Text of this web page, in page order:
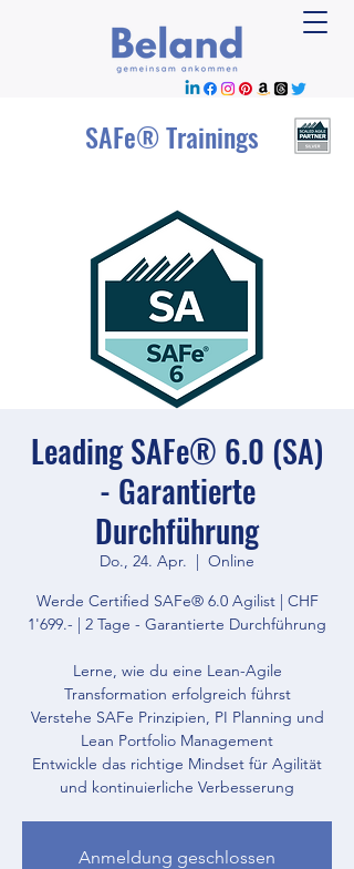
SAFe® Trainings
Leading SAFe® 6.0 (SA)
- Garantierte
Durchführung
Do., 24. Apr.
  |
Online
Werde Certified SAFe® 6.0 Agilist | CHF
1'699.- | 2 Tage - Garantierte Durchführung
Lerne, wie du eine Lean-Agile
Transformation erfolgreich führst
Verstehe SAFe Prinzipien, PI Planning und
Lean Portfolio Management
Entwickle das richtige Mindset für Agilität
und kontinuierliche Verbesserung
Anmeldung geschlossen